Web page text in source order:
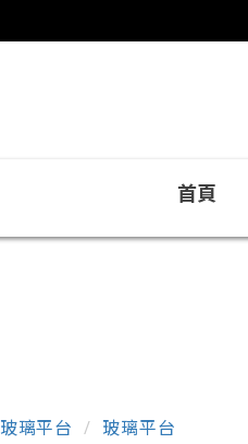
首頁
玻璃平台 玻璃平台